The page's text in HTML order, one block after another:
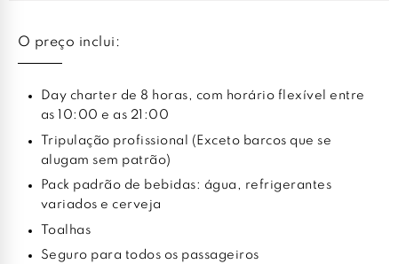
O preço inclui:
Day charter de 8 horas, com horário flexível entre
as 10:00 e as 21:00
Tripulação profissional (Exceto barcos que se
alugam sem patrão)
Pack padrão de bebidas: água, refrigerantes
variados e cerveja
Toalhas
Seguro para todos os passageiros